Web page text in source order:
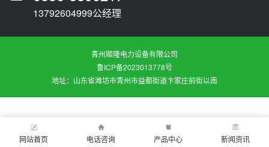
13792604999公经理
青州顺隆电力设备有限公司
鲁ICP备2023013778号
地址：山东省潍坊市青州市益都街道卞家庄前街以南
网站首页 电话咨询 产品中心 新闻资讯